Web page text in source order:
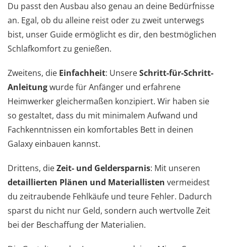
Du passt den Ausbau also genau an deine Bedürfnisse
an. Egal, ob du alleine reist oder zu zweit unterwegs
bist, unser Guide ermöglicht es dir, den bestmöglichen
Schlafkomfort zu genießen.
Zweitens, die Einfachheit: UnsereSchritt-für-Schritt-
Anleitungwurde für Anfänger und erfahrene
Heimwerker gleichermaßen konzipiert. Wir haben sie
so gestaltet, dass du mit minimalem Aufwand und
Fachkenntnissen ein komfortables Bett in deinen
Galaxy einbauen kannst.
Drittens, dieZeit- und Geldersparnis: Mit unseren
detaillierten Plänen und Materiallisten vermeidest
du zeitraubende Fehlkäufe und teure Fehler. Dadurch
sparst du nicht nur Geld, sondern auch wertvolle Zeit
bei der Beschaffung der Materialien.